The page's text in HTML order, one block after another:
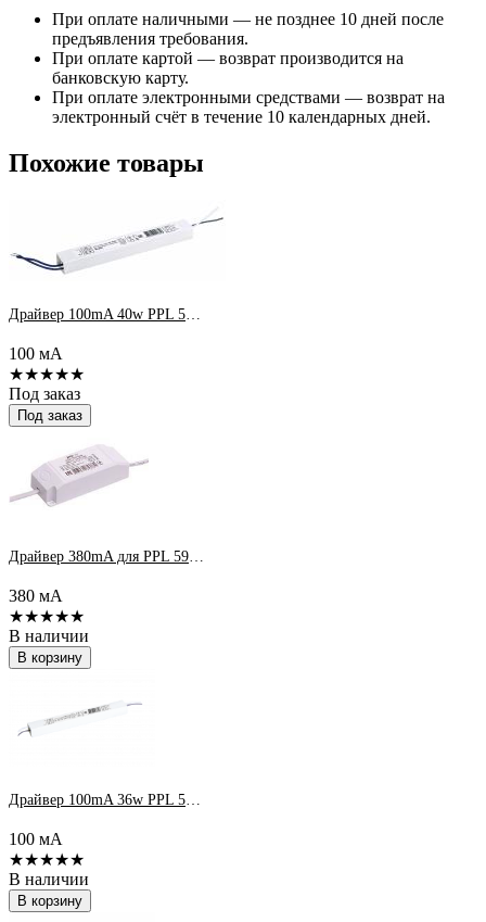
При оплате наличными — не позднее 10 дней после
предъявления требования.
При оплате картой — возврат производится на
банковскую карту.
При оплате электронными средствами — возврат на
электронный счёт в течение 10 календарных дней.
Похожие товары
100 мА
★★★★★
Под заказ
Под заказ
Драйвер 380mA для PPL 595/R 36w JC
380 мА
★★★★★
В наличии
В корзину
100 мА
★★★★★
В наличии
В корзину